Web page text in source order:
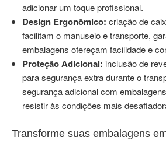
adicionar um toque profissional.
Design Ergonômico: criação de
facilitam o manuseio e transporte,
embalagens ofereçam facilidade e
Proteção Adicional: inclusão de
para segurança extra durante o
segurança adicional com
resistir às condições mais
Transforme suas embalagens